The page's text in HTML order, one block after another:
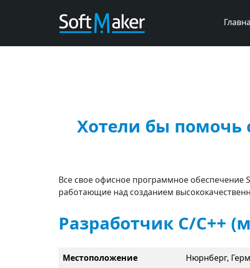
Хотели бы помочь
Все свое офисное программное обеспечение
работающие над созданием
Разработчик C/C++
Местоположение
Нюрнберг,